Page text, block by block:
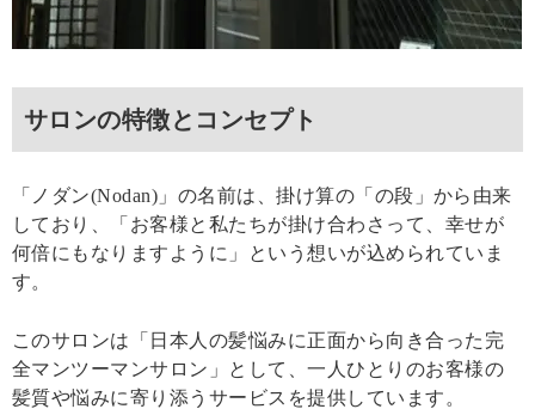
サロンの特徴とコンセプト
「ノダン(Nodan)」の名前は、掛け算の「の段」から由来
しており、「お客様と私たちが掛け合わさって、幸せが
何倍にもなりますように」という想いが込められていま
す。
このサロンは「日本人の髪悩みに正面から向き合った完
全マンツーマンサロン」として、一人ひとりのお客様の
髪質や悩みに寄り添うサービスを提供しています。